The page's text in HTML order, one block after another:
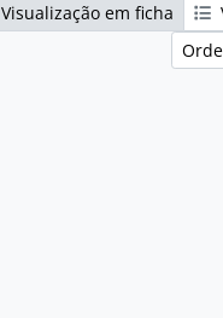
Visualização em ficha